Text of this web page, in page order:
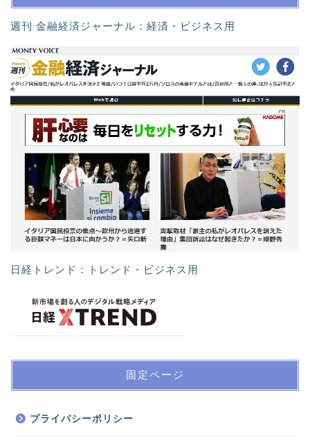
週刊 金融経済ジャーナル：経済・ビジネス用
日経トレンド：トレンド・ビジネス用
固定ページ
プライバシーポリシー